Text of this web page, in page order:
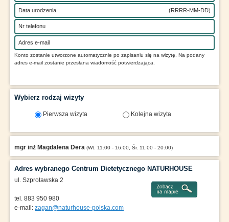
Data urodzenia (RRRR-MM-DD)
Nr telefonu
Adres e-mail
Konto zostanie utworzone automatycznie po zapisaniu się na wizytę. Na podany
adres e-mail zostanie przesłana wiadomość potwierdzająca.
Wybierz rodzaj wizyty
Pierwsza wizyta Kolejna wizyta
mgr inż Magdalena Dera (Wt. 11:00 - 16:00, Śr. 11:00 - 20:00)
Adres wybranego Centrum Dietetycznego NATURHOUSE
ul. Szprotawska 2
tel. 883 950 980
e-mail: zagan@naturhouse-polska.com